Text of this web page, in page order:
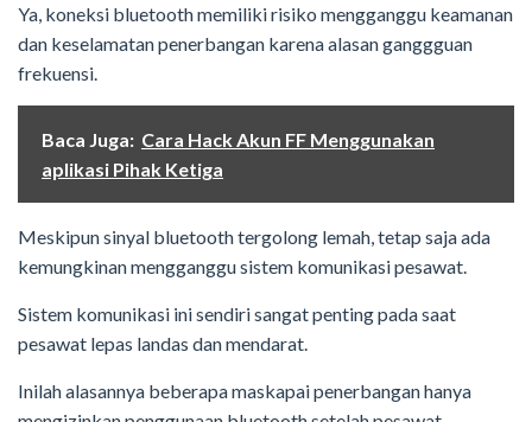
Ya, koneksi bluetooth memiliki risiko mengganggu keamanan
dan keselamatan penerbangan karena alasan ganggguan
frekuensi.
Baca Juga: Cara Hack Akun FF Menggunakan
aplikasi Pihak Ketiga
Meskipun sinyal bluetooth tergolong lemah, tetap saja ada
kemungkinan mengganggu sistem komunikasi pesawat.
Sistem komunikasi ini sendiri sangat penting pada saat
pesawat lepas landas dan mendarat.
Inilah alasannya beberapa maskapai penerbangan hanya